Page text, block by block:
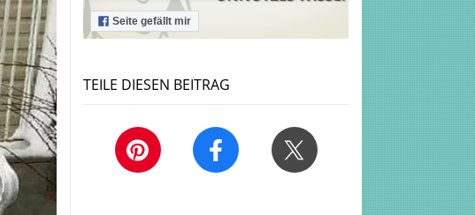
Seite gefällt mir
TEILE DIESEN BEITRAG